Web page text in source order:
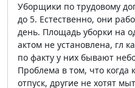
Уборщики по трудовому
до 5. Естественно, они
день. Площадь уборки на
актом не установлена, гл
по факту у них бывают
Проблема в том, что когда
отпуск, другие не хотят